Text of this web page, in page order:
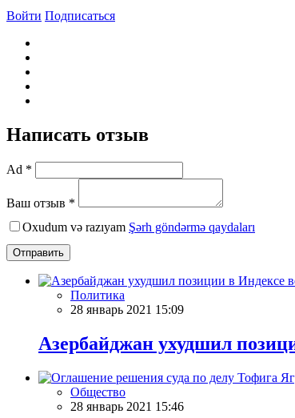
Войти Подписаться
Написать отзыв
Ad *
Ваш отзыв *
Oxudum və razıyam Şərh göndərmə qaydaları
Отправить
Политика
28 январь 2021 15:09
Азербайджан ухудшил
Общество
28 январь 2021 15:46